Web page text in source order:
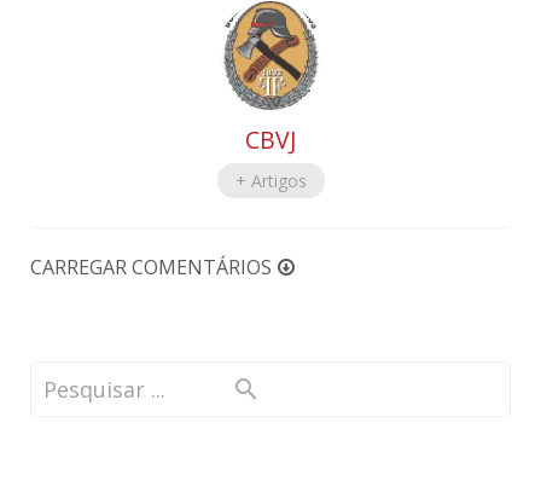
CBVJ
+ Artigos
CARREGAR COMENTÁRIOS